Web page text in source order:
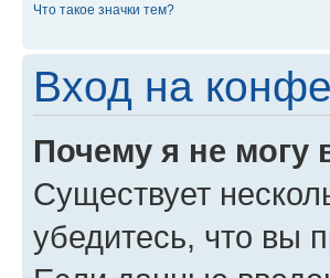
Что такое значки тем?
Вход на
Почему я не могу
Существует
убедитесь, что вы